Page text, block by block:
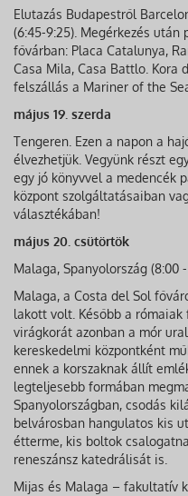
Elutazás Budapestről
(6:45-9:25). Megérkezés
fővárban: Placa Catalunya,
Casa Mila, Casa Battlo. Kora
felszállás a Mariner of the
május 19. szerda
Tengeren. Ezen a napon a
élvezhetjük. Vegyünk részt
egy jó könyvvel a medencék
központ szolgáltatásaiban
választékában!
május 20. csütörtök
Malaga, Spanyolország (8:00 -
Malaga, a Costa del Sol
lakott volt. Később a
virágkorát azonban a mór
kereskedelmi központként
ennek a korszaknak állít
legteljesebb formában
Spanyolországban, csodás
belvárosban hangulatos kis
étterme, kis boltok
reneszánsz katedrálisát is.
Mijas és Malaga – fakultatív